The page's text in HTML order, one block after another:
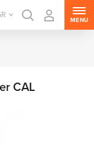
MENU
CAL